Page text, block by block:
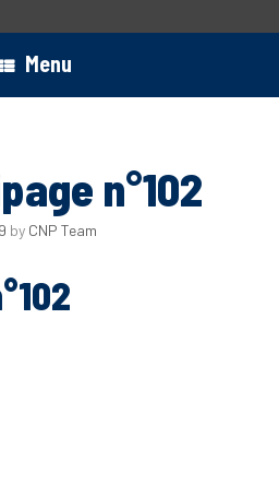
Menu
n°102
by CNP Team